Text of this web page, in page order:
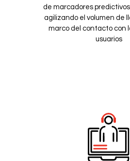
de marcadores predictivos
agilizando el volumen de
marco del contacto con
usuarios